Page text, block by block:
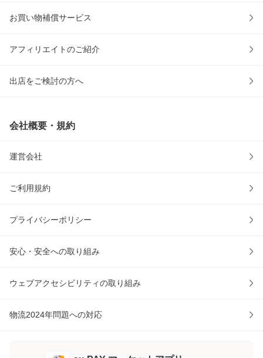
お買い物補償サービス
アフィリエイトのご紹介
出店をご検討の方へ
会社概要・規約
運営会社
ご利用規約
プライバシーポリシー
安心・安全への取り組み
ウェブアクセシビリティの取り組み
物流2024年問題への対応